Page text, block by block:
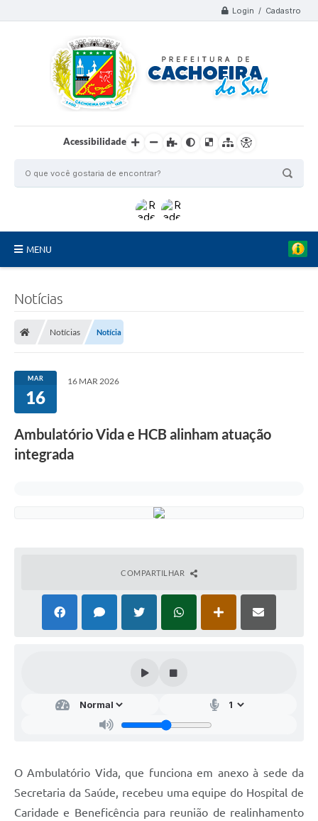
Login / Cadastro
Acessibilidade
MENU
Conselhos Municipais
Serviços on-line
Turismo
A Prefeitura
Galeria de Vídeos
Gabinetes e Secretarias
Links
Notícias
Notícias Notícia
MAR
16
16 MAR 2026
Ambulatório Vida e HCB alinham atuação
integrada
COMPARTILHAR
O Ambulatório Vida, que funciona em anexo à sede da
Secretaria da Saúde, recebeu uma equipe do Hospital de
Caridade e Beneficência para reunião de realinhamento